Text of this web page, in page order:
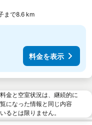
まで8.6 km
料金を表示
金と空室状況は、継続的に
になった情報と同じ内容
るとは限りません。